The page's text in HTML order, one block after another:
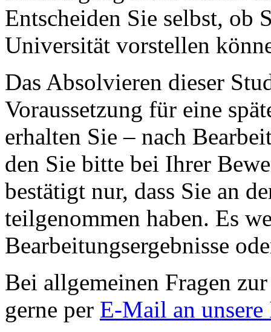
Entscheiden Sie selbst, ob
Universität vorstellen
Das Absolvieren dieser
Voraussetzung für eine
erhalten Sie – nach
den Sie bitte bei Ihrer
bestätigt nur, dass Sie an
teilgenommen haben. Es
Bearbeitungsergebnisse
Bei allgemeinen Fragen
gerne per E-Mail an